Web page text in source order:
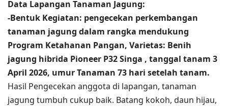
Data Lapangan Tanaman Jagung:
-Bentuk Kegiatan: pengecekan perkembangan
tanaman jagung dalam rangka mendukung
Program Ketahanan Pangan, Varietas: Benih
jagung hibrida Pioneer P32 Singa , tanggal tanam 3
April 2026, umur Tanaman 73 hari setelah tanam.
Hasil Pengecekan anggota di lapangan, tanaman
jagung tumbuh cukup baik. Batang kokoh, daun hijau,